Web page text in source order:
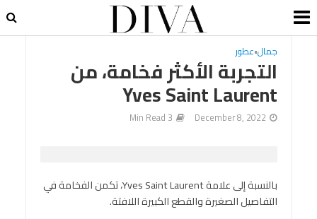
جمال•عطور
التجربة الأكثر فخامة، من
Yves Saint Laurent
December 8, 2022
3 Min Read
بالنسبة إلى علامة Yves Saint Laurent، تكمن الفخامة في
التفاصيل الصغيرة والقطع الكبيرة اللافتة.